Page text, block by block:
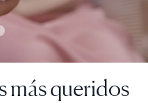
más queridos